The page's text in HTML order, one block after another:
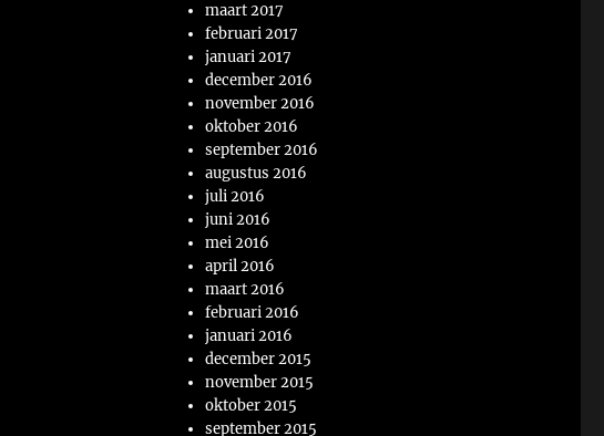
maart 2017
februari 2017
januari 2017
december 2016
november 2016
oktober 2016
september 2016
augustus 2016
juli 2016
juni 2016
mei 2016
april 2016
maart 2016
februari 2016
januari 2016
december 2015
november 2015
oktober 2015
september 2015